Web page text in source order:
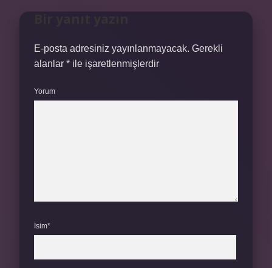
E-posta adresiniz yayınlanmayacak. Gerekli
alanlar * ile işaretlenmişlerdir
Yorum
İsim*